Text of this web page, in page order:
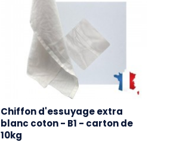
Chiffon d'essuyage extra
blanc coton - B1 - carton de
10kg